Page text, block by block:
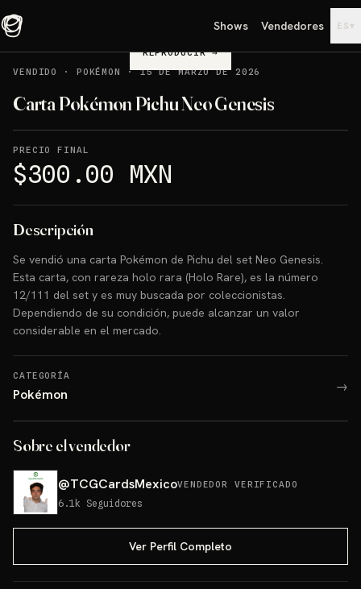
Shows Vendedores ES ▾
REPRODUCIR→
VENDIDO
· POKÉMON ·15 DE MARZO DE 2026
Carta Pokémon Pichu Neo Genesis
PRECIO FINAL
$300.00 MXN
Descripción
Se vendió una carta Pokémon de Pichu del set Neo Genesis.
Esta carta, con rareza holo rara (Holo Rare), es la número
12/111 del set y es muy buscada por coleccionistas.
Dependiendo de su condición, puede alcanzar un valor
considerable en el mercado.
CATEGORÍA
Pokémon →
Sobre el vendedor
@TCGCardsMexicoVENDEDOR VERIFICADO
6.1k Seguidores
Ver Perfil Completo